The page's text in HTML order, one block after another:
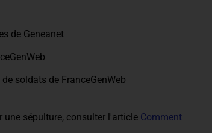
de Geneanet
soldats de FranceGenWeb
une sépulture, consulter l'article Comment